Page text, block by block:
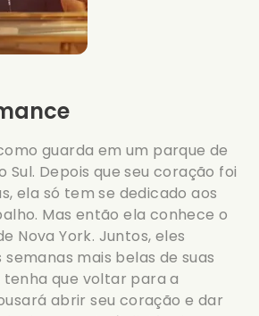
guarda em um parque de
Sul. Depois que seu coração foi
ela só tem se dedicado aos
Mas então ela conhece o
Nova York. Juntos, eles
mais belas de suas
tenha que voltar para a
abrir seu coração e dar